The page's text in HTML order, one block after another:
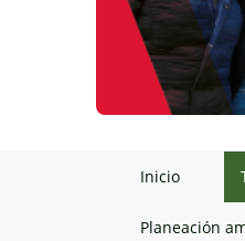
Inicio
Planeación